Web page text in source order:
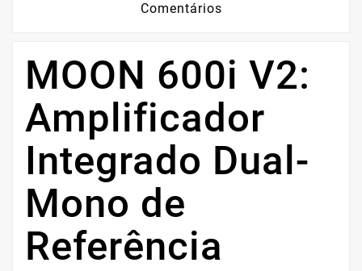
Comentários
MOON 600i V2:
Amplificador
Integrado Dual-
Mono de
Referência